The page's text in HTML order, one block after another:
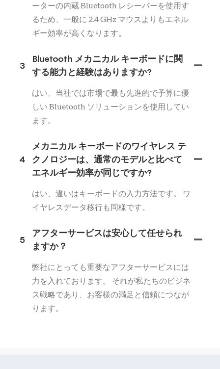
ーターの内蔵 Bluetooth レシーバーを使用す
るため、一般に 2.4 GHz マウスよりもエネル
ギー効率が高くなります。
3
Bluetooth メカニカル キーボードに関
する能力と経験はありますか?
はい、当社では市場で最も先進的で予算に優
しい Bluetooth ソリューションを使用してい
ます。
4
メカニカル キーボードのワイヤレス テ
クノロジーは、通常のモデルと比べて
エネルギー効率が同じですか?
はい、違いはキーボードの入力方法です。 ワ
イヤレスデータ移行も同様です。
5
アフターサービスは安心して任せられ
ますか？
弊社にとっても重要なアフターサービスには
力を入れております。 それが私たちのビジネ
ス戦略であり、お客様の満足と信頼につなが
ります。